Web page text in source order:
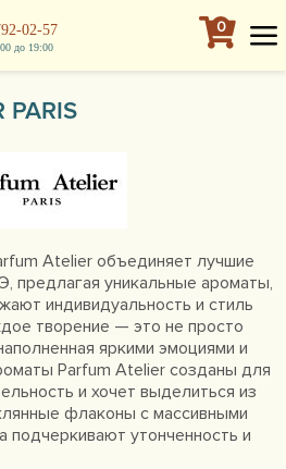
02-57
до 19:00
0
PARIS
Atelier объединяет лучшие
предлагая уникальные ароматы,
индивидуальность и стиль
творение — это не просто
яркими эмоциями и
Parfum Atelier созданы для
и хочет выделиться из
флаконы с массивными
утонченность и